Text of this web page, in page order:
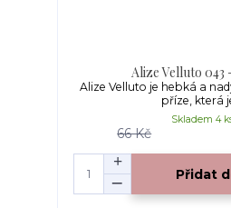
Alize Velluto 043
Alize Velluto je hebká a
příze, která
66 Kč
Skladem 4
Přidat